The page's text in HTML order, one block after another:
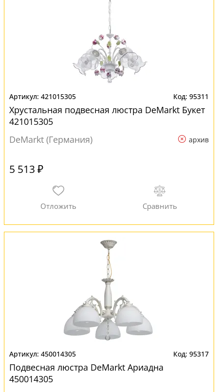
421015305 95311
Хрустальная подвесная люстра DeMarkt Букет
421015305
DeMarkt (Германия)
архив
5 513 ₽
450014305 95317
Подвесная люстра DeMarkt Ариадна
450014305